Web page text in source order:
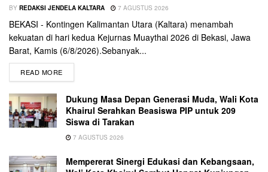
BY REDAKSI JENDELA KALTARA 7 AGUSTUS 2026
BEKASI - Kontingen Kalimantan Utara (Kaltara) menambah
kekuatan di hari kedua Kejurnas Muaythai 2026 di Bekasi, Jawa
Barat, Kamis (6/8/2026).Sebanyak...
READ MORE
Dukung Masa Depan Generasi Muda, Wali Kota
Khairul Serahkan Beasiswa PIP untuk 209
Siswa di Tarakan
7 AGUSTUS 2026
Mempererat Sinergi Edukasi dan Kebangsaan,